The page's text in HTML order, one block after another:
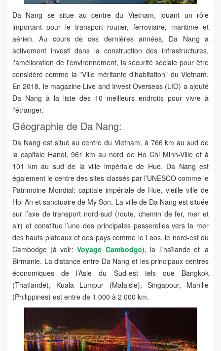
Da Nang se situe au centre du Vietnam, jouant un rôle
important pour le transport routier, ferroviaire, maritime et
aérien. Au cours de ces dernières années, Da Nang a
activement investi dans la construction des infrastructures,
l'amélioration de l'environnement, la sécurité sociale pour être
considéré comme la "Ville méritante d’habitation" du Vietnam.
En 2018, le magazine Live and Invest Overseas (LIO) a ajouté
Da Nang à la liste des 10 meilleurs endroits pour vivre à
l'étranger.
Géographie de Da Nang:
Da Nang est situé au centre du Vietnam, à 766 km au sud de
la capitale Hanoi, 961 km au nord de Ho Chi Minh-Ville et à
101 km au sud de la ville impériale de Hue. Da Nang est
également le centre des sites classés par l’UNESCO comme le
Patrimoine Mondial: capitale impériale de Hue, vieille ville de
Hoi An et sanctuaire de My Son. La ville de Da Nang est située
sur l’axe de transport nord-sud (route, chemin de fer, mer et
air) et constitue l’une des principales passerelles vers la mer
des hauts plateaux et des pays comme le Laos, le nord-est du
Cambodge (à voir:Voyage Cambodge), la Thaïlande et la
Birmanie. La distance entre Da Nang et les principaux centres
économiques de l’Asie du Sud-est tels que Bangkok
(Thaïlande), Kuala Lumpur (Malaisie), Singapour, Manille
(Philippines) est entre de 1 000 à 2 000 km.